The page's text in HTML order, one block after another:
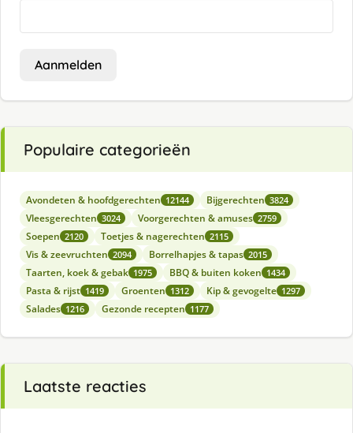
Aanmelden
Populaire categorieën
Avondeten & hoofdgerechten 12144 Bijgerechten 3824
Vleesgerechten 3024 Voorgerechten & amuses 2759
Soepen 2120 Toetjes & nagerechten 2115
Vis & zeevruchten 2094 Borrelhapjes & tapas 2015
Taarten, koek & gebak 1975 BBQ & buiten koken 1434
Pasta & rijst 1419 Groenten 1312 Kip & gevogelte 1297
Salades 1216 Gezonde recepten 1177
Laatste reacties